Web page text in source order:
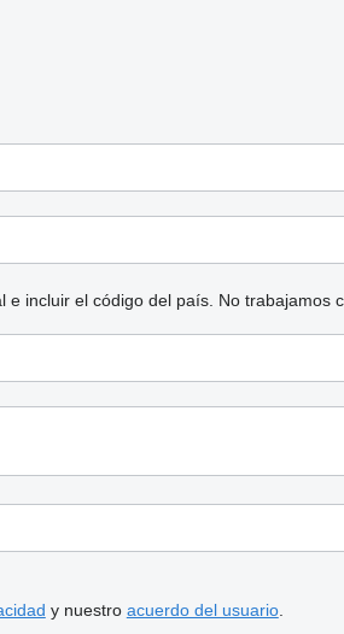
incluir el código del país. No trabajamos
y nuestro acuerdo del usuario.